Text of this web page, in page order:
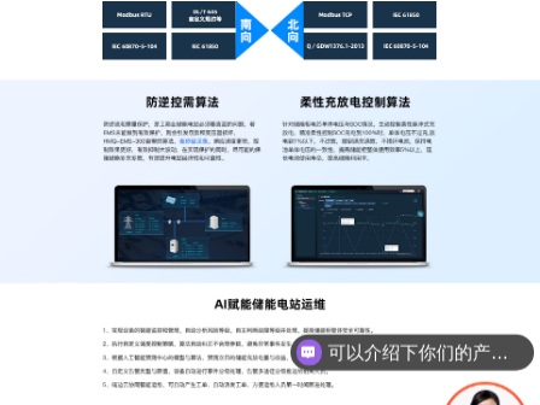
可以介绍下你们的产品么